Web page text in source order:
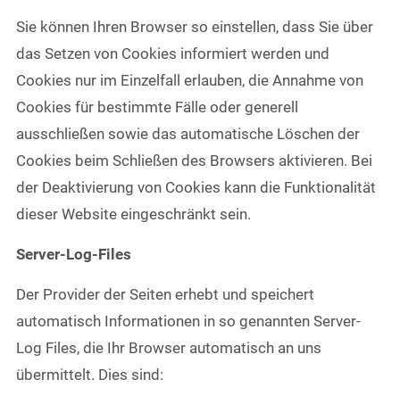
Sie können Ihren Browser so einstellen, dass Sie über
das Setzen von Cookies informiert werden und
Cookies nur im Einzelfall erlauben, die Annahme von
Cookies für bestimmte Fälle oder generell
ausschließen sowie das automatische Löschen der
Cookies beim Schließen des Browsers aktivieren. Bei
der Deaktivierung von Cookies kann die Funktionalität
dieser Website eingeschränkt sein.
Server-Log-Files
Der Provider der Seiten erhebt und speichert
automatisch Informationen in so genannten Server-
Log Files, die Ihr Browser automatisch an uns
übermittelt. Dies sind: